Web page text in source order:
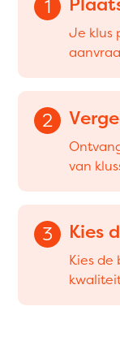
1
Je klus
2
van
3 Kies
Kies de